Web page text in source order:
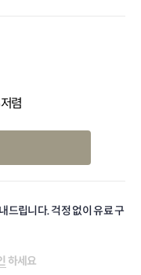
렴
드립니다. 걱정 없이 유료 구
하세요